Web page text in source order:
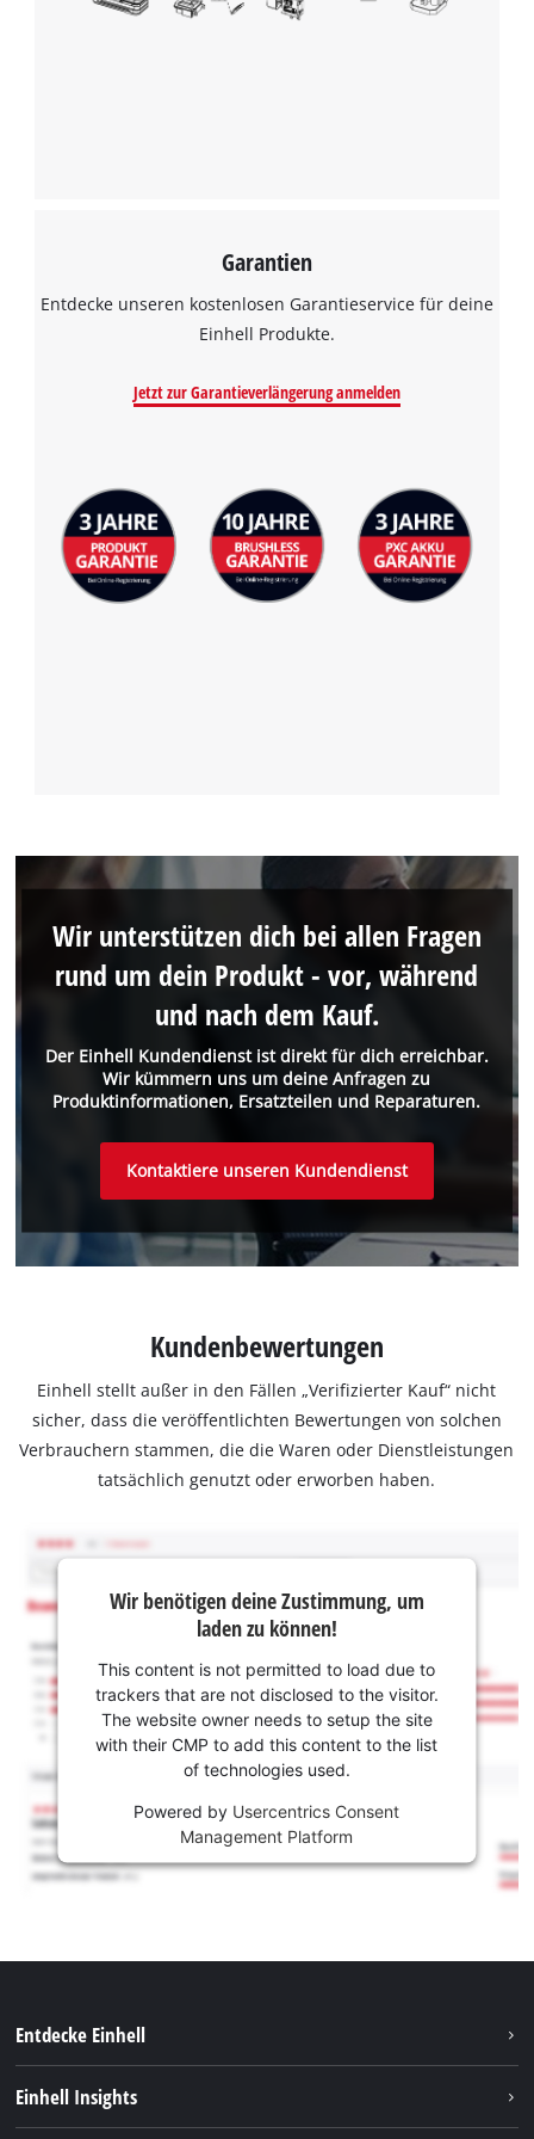
Garantien
Entdecke unseren kostenlosen Garantieservice für deine
Einhell Produkte.
Jetzt zur Garantieverlängerung anmelden
Der Einhell Kundendienst ist direkt für dich erreichbar.
Wir kümmern uns um deine Anfragen zu
Produktinformationen, Ersatzteilen und Reparaturen.
Wir unterstützen dich bei allen Fragen
rund um dein Produkt - vor, während
und nach dem Kauf.
Kontaktiere unseren Kundendienst
Kundenbewertungen
Einhell stellt außer in den Fällen „Verifizierter Kauf“ nicht
sicher, dass die veröffentlichten Bewertungen von solchen
Verbrauchern stammen, die die Waren oder Dienstleistungen
tatsächlich genutzt oder erworben haben.
Wir benötigen deine Zustimmung, um
laden zu können!
This content is not permitted to load due to
trackers that are not disclosed to the visitor.
The website owner needs to setup the site
with their CMP to add this content to the list
of technologies used.
Powered by Usercentrics Consent
Management Platform
Entdecke Einhell
Einhell Insights